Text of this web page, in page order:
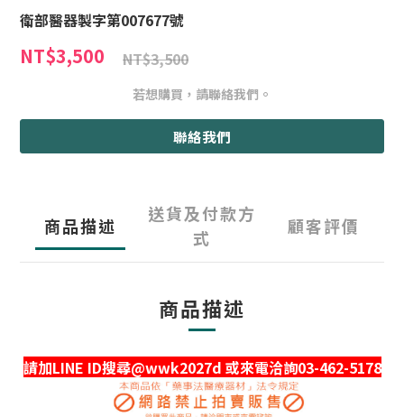
衛部醫器製字第007677號
NT$3,500 NT$3,500
若想購買，請聯絡我們。
聯絡我們
商品描述
送貨及付款方
式
顧客評價
商品描述
請加LINE ID搜尋@wwk2027d 或來電洽詢03-462-5178